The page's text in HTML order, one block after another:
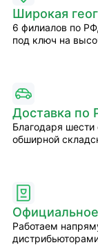
Широкая
6 филиалов по
под ключ на
Доставка по
Благодаря
обширной
Работаем